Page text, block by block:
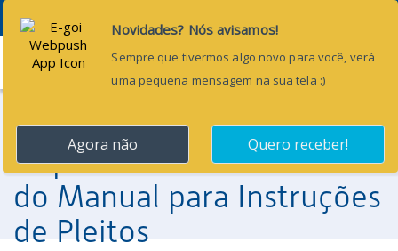
Menu
2 de fevereiro de 2017
Tesouro Nacional
disponibiliza nova versão
do Manual para Instruções
de Pleitos